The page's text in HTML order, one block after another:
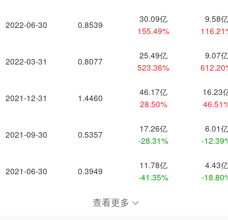
2022-06-30
2022-03-31
2021-12-31
2021-09-30
2021-06-30
0.8539
30.09亿
155.49%
9.58亿
0.8077
25.49亿
523.36%
9.07亿
1.4460
46.17亿
28.50%
16.23
0.5357
17.26亿
-28.31%
6.01亿
-
0.3949
11.78亿
-41.35%
4.43亿
-
查看更多